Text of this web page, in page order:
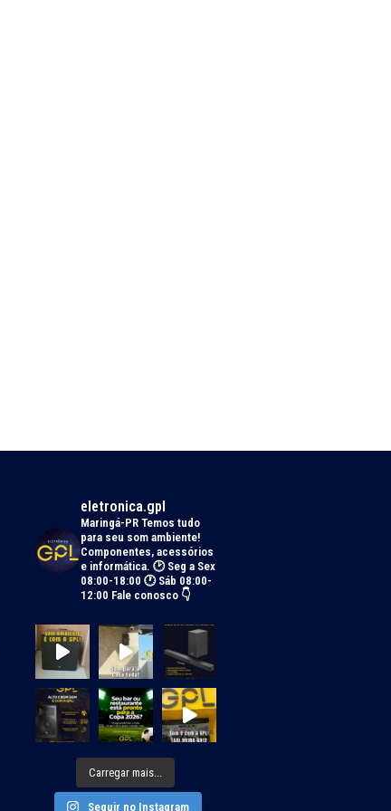
eletronica.gpl
Maringá-PRTemos tudo
para seu som ambiente!
Componentes, acessórios
e informática. 🕑 Seg a Sex
08:00-18:00 🕐 Sáb 08:00-
12:00 Fale conosco 👇
Carregar mais...
Seguir no Instagram